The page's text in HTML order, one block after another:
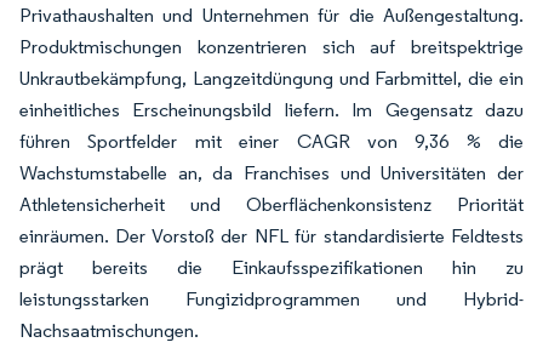
Privathaushalten und Unternehmen für die Außengestaltung.
Produktmischungen konzentrieren sich auf breitspektrige
Unkrautbekämpfung, Langzeitdüngung und Farbmittel, die ein
einheitliches Erscheinungsbild liefern. Im Gegensatz dazu
führen Sportfelder mit einer CAGR von 9,36 % die
Wachstumstabelle an, da Franchises und Universitäten der
Athletensicherheit und Oberflächenkonsistenz Priorität
einräumen. Der Vorstoß der NFL für standardisierte Feldtests
prägt bereits die Einkaufsspezifikationen hin zu
leistungsstarken Fungizidprogrammen und Hybrid-
Nachsaatmischungen.